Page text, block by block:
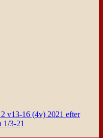
v13-16 (4v) 2021 efter
1/3-21